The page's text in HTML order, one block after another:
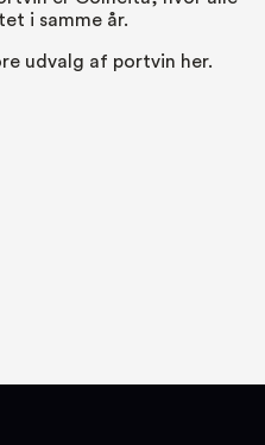
i samme år.
udvalg af portvin her.